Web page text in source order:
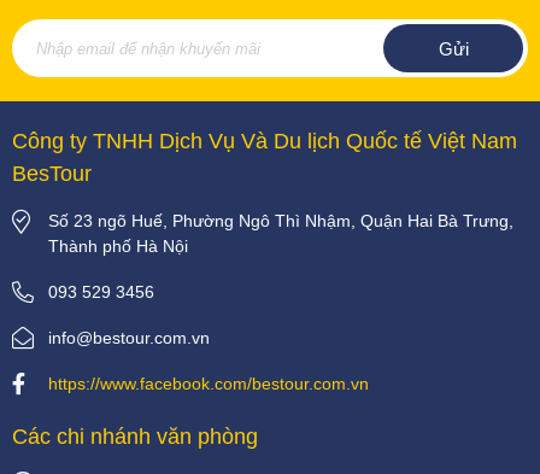
Công ty TNHH Dịch Vụ Và Du lịch Quốc tế Việt Nam
BesTour
Số 23 ngõ Huế, Phường Ngô Thì Nhậm, Quận Hai Bà Trưng,
Thành phố Hà Nội
093 529 3456
info@bestour.com.vn
https://www.facebook.com/bestour.com.vn
Các chi nhánh văn phòng